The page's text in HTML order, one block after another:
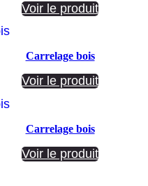
Voir le produit
Carrelage bois
Voir le produit
Carrelage bois
Voir le produit